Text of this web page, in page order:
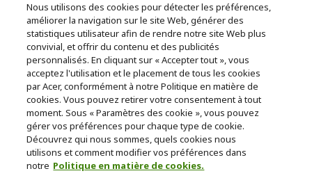
Nous utilisons des cookies pour détecter les préférences,
améliorer la navigation sur le site Web, générer des
statistiques utilisateur afin de rendre notre site Web plus
convivial, et offrir du contenu et des publicités
personnalisés. En cliquant sur « Accepter tout », vous
acceptez l'utilisation et le placement de tous les cookies
par Acer, conformément à notre Politique en matière de
cookies. Vous pouvez retirer votre consentement à tout
moment. Sous « Paramètres des cookie », vous pouvez
gérer vos préférences pour chaque type de cookie.
Découvrez qui nous sommes, quels cookies nous
utilisons et comment modifier vos préférences dans
notre Politique en matière de cookies.